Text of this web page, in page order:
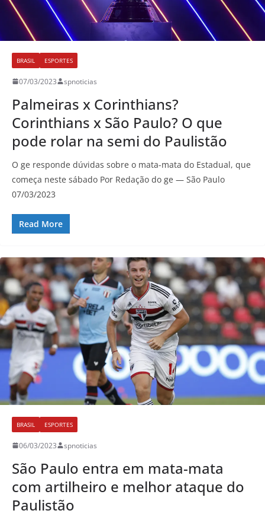
BRASIL ESPORTES
07/03/2023 spnoticias
Palmeiras x Corinthians?
Corinthians x São Paulo? O que
pode rolar na semi do Paulistão
O ge responde dúvidas sobre o mata-mata do Estadual, que
começa neste sábado Por Redação do ge — São Paulo
07/03/2023
Read More
BRASIL ESPORTES
06/03/2023 spnoticias
São Paulo entra em mata-mata
com artilheiro e melhor ataque do
Paulistão